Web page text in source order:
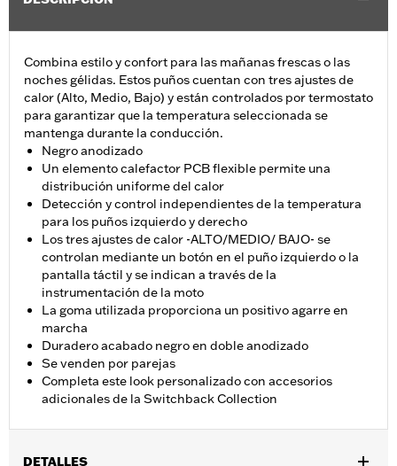
Combina estilo y confort para las mañanas frescas o las
noches gélidas. Estos puños cuentan con tres ajustes de
calor (Alto, Medio, Bajo) y están controlados por termostato
para garantizar que la temperatura seleccionada se
mantenga durante la conducción.
Negro anodizado
Un elemento calefactor PCB flexible permite una
distribución uniforme del calor
Detección y control independientes de la temperatura
para los puños izquierdo y derecho
Los tres ajustes de calor -ALTO/MEDIO/ BAJO- se
controlan mediante un botón en el puño izquierdo o la
pantalla táctil y se indican a través de la
instrumentación de la moto
La goma utilizada proporciona un positivo agarre en
marcha
Duradero acabado negro en doble anodizado
Se venden por parejas
Completa este look personalizado con accesorios
adicionales de la Switchback Collection
DETALLES